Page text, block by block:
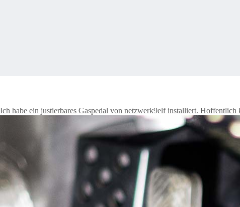
Ich habe ein justierbares Gaspedal von netzwerk9elfinstalliert. Hoffentlich